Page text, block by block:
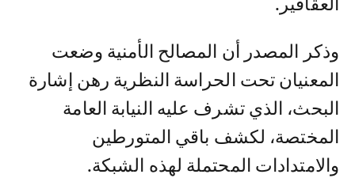
العقاقير.
وذكر المصدر أن المصالح الأمنية وضعت
المعنيان تحت الحراسة النظرية رهن إشارة
البحث، الذي تشرف عليه النيابة العامة
المختصة، لكشف باقي المتورطين
والامتدادات المحتملة لهذه الشبكة.